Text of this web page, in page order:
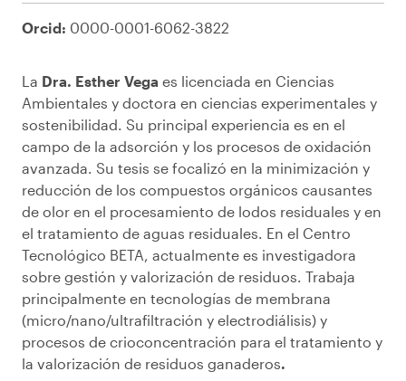
Orcid: 0000-0001-6062-3822
La Dra. Esther Vega es licenciada en Ciencias
Ambientales y doctora en ciencias experimentales y
sostenibilidad. Su principal experiencia es en el
campo de la adsorción y los procesos de oxidación
avanzada. Su tesis se focalizó en la minimización y
reducción de los compuestos orgánicos causantes
de olor en el procesamiento de lodos residuales y en
el tratamiento de aguas residuales. En el Centro
Tecnológico BETA, actualmente es investigadora
sobre gestión y valorización de residuos. Trabaja
principalmente en tecnologías de membrana
(micro/nano/ultrafiltración y electrodiálisis) y
procesos de crioconcentración para el tratamiento y
la valorización de residuos ganaderos.